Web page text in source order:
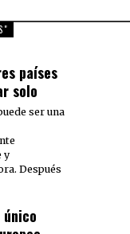
países
solo
ser una
y
Después